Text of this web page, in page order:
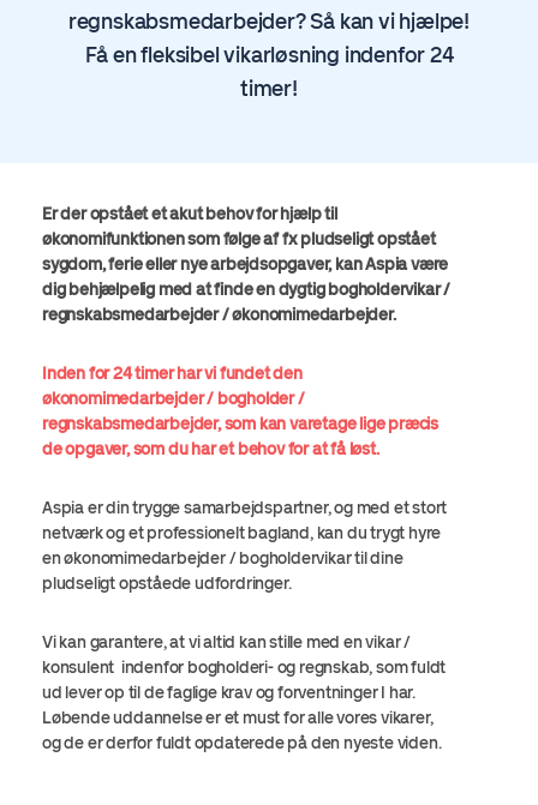
regnskabsmedarbejder? Så kan vi hjælpe!
Få en fleksibel vikarløsning indenfor 24
timer!
Er der opstået et akut behov for hjælp til
økonomifunktionen som følge af fx pludseligt opstået
sygdom, ferie eller nye arbejdsopgaver, kan Aspia være
dig behjælpelig med at finde en dygtig bogholdervikar /
regnskabsmedarbejder / økonomimedarbejder.
Inden for 24 timer har vi fundet den
økonomimedarbejder / bogholder /
regnskabsmedarbejder, som kan varetage lige præcis
de opgaver, som du har et behov for at få løst.
Aspia er din trygge samarbejdspartner, og med et stort
netværk og et professionelt bagland, kan du trygt hyre
en økonomimedarbejder / bogholdervikar til dine
pludseligt opståede udfordringer.
Vi kan garantere, at vi altid kan stille med en vikar /
konsulent indenfor bogholderi- og regnskab, som fuldt
ud lever op til de faglige krav og forventninger I har.
Løbende uddannelse er et must for alle vores vikarer,
og de er derfor fuldt opdaterede på den nyeste viden.